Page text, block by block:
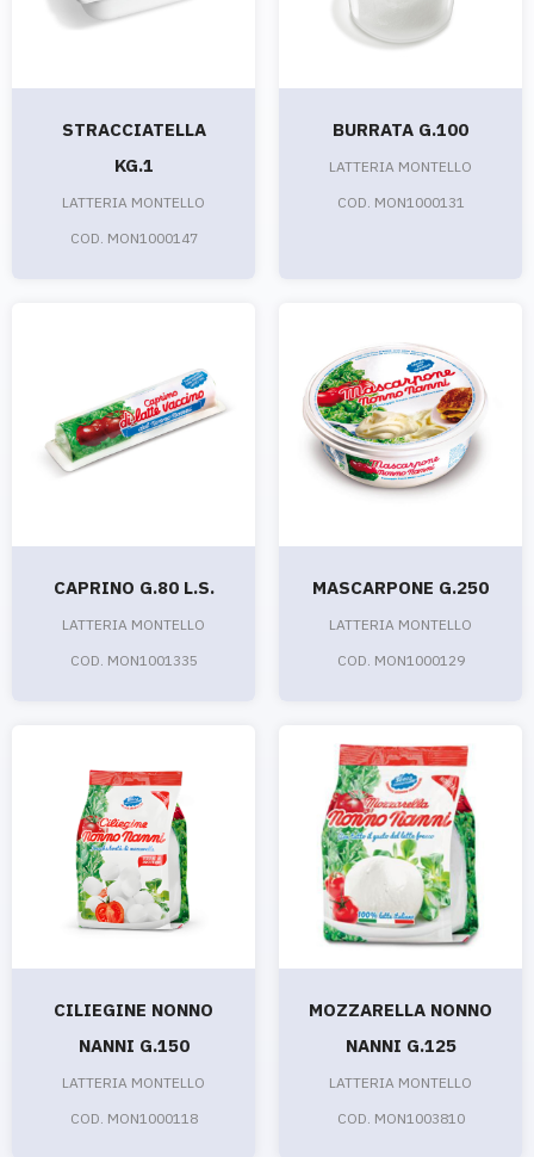
STRACCIATELLA
KG.1
LATTERIA MONTELLO
COD. MON1000147
BURRATA G.100
LATTERIA MONTELLO
COD. MON1000131
CAPRINO G.80 L.S.
LATTERIA MONTELLO
COD. MON1001335
MASCARPONE G.250
LATTERIA MONTELLO
COD. MON1000129
CILIEGINE NONNO
NANNI G.150
LATTERIA MONTELLO
COD. MON1000118
MOZZARELLA NONNO
NANNI G.125
LATTERIA MONTELLO
COD. MON1003810